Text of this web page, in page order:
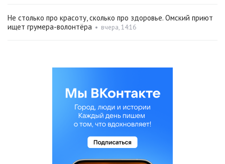
Не столько про красоту, сколько про здоровье. Омский приют
ищет грумера-волонтёра • вчера, 14:16